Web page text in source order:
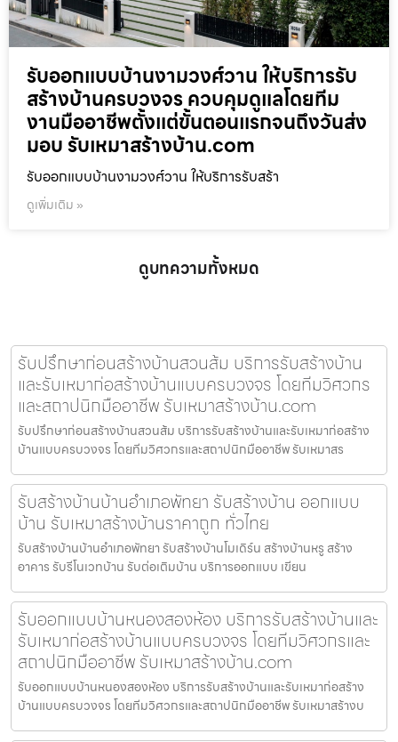
รับออกแบบบ้านงามวงศ์วาน ให้บริการรับ
สร้างบ้านครบวงจร ควบคุมดูแลโดยทีม
งานมืออาชีพตั้งแต่ขั้นตอนแรกจนถึงวันส่ง
มอบ รับเหมาสร้างบ้าน.com
รับออกแบบบ้านงามวงศ์วาน ให้บริการรับสร้า
ดูเพิ่มเติม »
ดูบทความทั้งหมด
รับปรึกษาก่อนสร้างบ้านสวนส้ม บริการรับสร้างบ้าน
และรับเหมาก่อสร้างบ้านแบบครบวงจร โดยทีมวิศวกร
และสถาปนิกมืออาชีพ รับเหมาสร้างบ้าน.com
รับปรึกษาก่อนสร้างบ้านสวนส้ม บริการรับสร้างบ้านและรับเหมาก่อสร้าง
บ้านแบบครบวงจร โดยทีมวิศวกรและสถาปนิกมืออาชีพ รับเหมาสร
รับสร้างบ้านบ้านอำเภอพัทยา รับสร้างบ้าน ออกแบบ
บ้าน รับเหมาสร้างบ้านราคาถูก ทั่วไทย
รับสร้างบ้านบ้านอำเภอพัทยา รับสร้างบ้านโมเดิร์น สร้างบ้านหรู สร้าง
อาคาร รับรีโนเวทบ้าน รับต่อเติมบ้าน บริการออกแบบ เขียน
รับออกแบบบ้านหนองสองห้อง บริการรับสร้างบ้านและ
รับเหมาก่อสร้างบ้านแบบครบวงจร โดยทีมวิศวกรและ
สถาปนิกมืออาชีพ รับเหมาสร้างบ้าน.com
รับออกแบบบ้านหนองสองห้อง บริการรับสร้างบ้านและรับเหมาก่อสร้าง
บ้านแบบครบวงจร โดยทีมวิศวกรและสถาปนิกมืออาชีพ รับเหมาสร้างบ